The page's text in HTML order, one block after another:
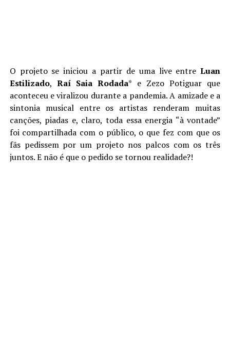
O projeto se iniciou a partir de uma live entreLuan
Estilizado, Raí Saia Rodada* e Zezo Potiguar que
aconteceu e viralizou durante a pandemia. A amizade e a
sintonia musical entre os artistas renderam muitas
canções, piadas e, claro, toda essa energia “à vontade”
foi compartilhada com o público, o que fez com que os
fãs pedissem por um projeto nos palcos com os três
juntos. E não é que o pedido se tornou realidade?!